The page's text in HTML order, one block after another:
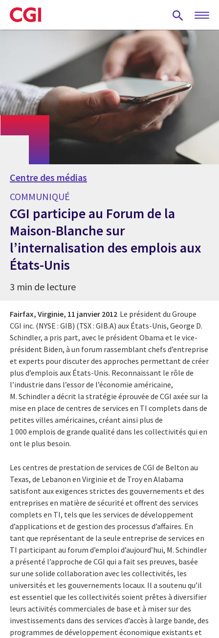
Skip
to
main
Centre des médias
COMMUNIQUÉ
CGI participe au Forum de la
Maison-Blanche sur
l’internalisation des emplois aux
États-Unis
3 min de lecture
Fairfax, Virginie, 11 janvier 2012 Le président du Groupe
CGI inc. (NYSE : GIB) (TSX : GIB.A) aux États-Unis, George D.
Schindler, a pris part, avec le président Obama et le vice-
président Biden, à un forum rassemblant chefs d’entreprise
et experts pour discuter des approches permettant de créer
plus d’emplois aux États-Unis. Reconnaissant le rôle de
l’industrie dans l’essor de l’économie américaine,
M. Schindler a décrit la stratégie éprouvée de CGI axée sur la
mise en place de centres de services en TI complets dans de
petites villes américaines, créant ainsi plus de
1 000 emplois de grande qualité dans les collectivités qui en
ont le plus besoin.
Les centres de prestation de services de CGI de Belton au
Texas, de Lebanon en Virginie et de Troy en Alabama
satisfont aux exigences strictes des gouvernements et des
entreprises en matière de sécurité et offrent des services
complets en TI, tels que les services de développement
d’applications et de gestion des processus d’affaires. En
tant que représentant de la seule entreprise de services en
TI participant au forum d’emploi d’aujourd’hui, M. Schindler
a présenté l’approche de CGI qui a fait ses preuves, basée
sur une solide collaboration avec les collectivités, les
universités et les gouvernements locaux. Il a soutenu qu’il
est essentiel que les collectivités soient prêtes à diversifier
leurs activités commerciales de base et à miser sur des
investissements dans des services d’accès à large bande, des
programmes de développement économique existants et